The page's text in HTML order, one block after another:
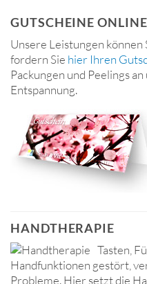
GUTSCHEINE ONLINE
Unsere Leistungen können
fordern Sie hier Ihren
Packungen und Peelings
Entspannung.
HANDTHERAPIE
Tasten,
Handfunktionen gestört,
Probleme. Hier setzt die